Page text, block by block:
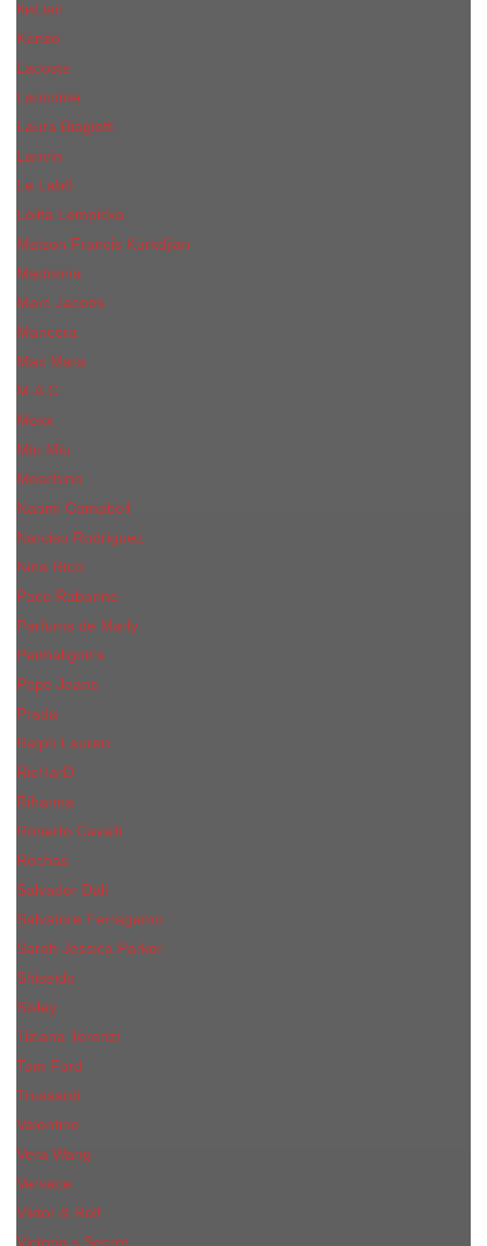
КиLian
Kenzo
Lacoste
Lancome
Laura Biagiotti
Lanvin
Lе Lab0
Lolita Lempicka
Maison Francis Kurkdjian
Madonna
Marc Jacobs
Mancera
Max Mara
M.А.C.
Mexx
Miu Miu
Mоsсhino
Naomi Campbell
Narciso Rodriguez
Nina Ricci
Paco Rabanne
Parfums de Marly
Penhaligon's
Pepe Jeans
Prada
Ralph Lauren
RicHarD
Rihanna
Roberto Cavalli
Rochas
Salvador Dali
Salvatore Ferragamo
Sarah Jessica Parker
Shiseido
Sisley
Tiziana Terenzi
Tom Ford
Trussardi
Valentino
Vera Wang
Versace
Viktor & Rolf
Victoria s Secret